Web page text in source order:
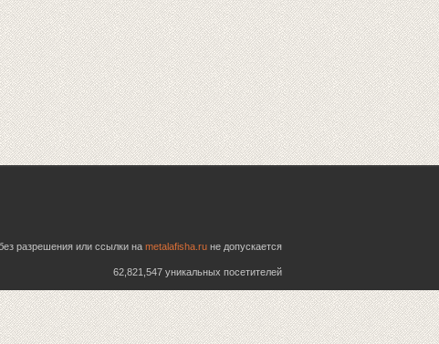
разрешения или ссылки на metalafisha.ru не допускается
62,821,547 уникальных посетителей